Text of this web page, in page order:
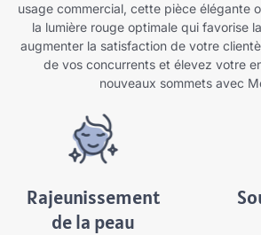
usage commercial, cette pièce élégante
la lumière rouge optimale qui favorise
augmenter la satisfaction de votre
de vos concurrents et élevez votre
nouveaux sommets avec
Rajeunissement
de la peau